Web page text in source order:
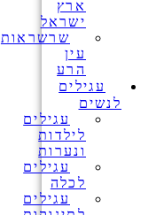
ארץ
ישראל
שרשראות
עין
הרע
עגילים
לנשים
עגילים
לילדות
ונערות
עגילים
לכלה
עגילים